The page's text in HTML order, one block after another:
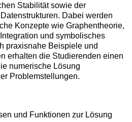
Stabilität sowie der
Dabei werden
Konzepte wie Graphentheorie,
und symbolisches
praxisnahe Beispiele und
erhalten die Studierenden einen
numerische Lösung
Problemstellungen.
und Funktionen zur Lösung